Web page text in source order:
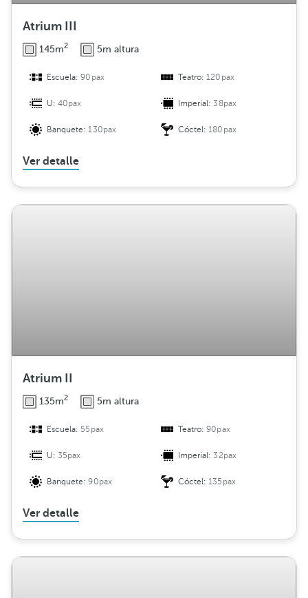
Atrium III
145m2 5m altura
Escuela:90pax Teatro:120pax
U:40pax Imperial:38pax
Banquete:130pax Cóctel:180pax
Ver detalle
Atrium II
135m2 5m altura
Escuela: 55pax Teatro:90pax
U:35pax Imperial:32pax
Banquete:90pax Cóctel:135pax
Ver detalle